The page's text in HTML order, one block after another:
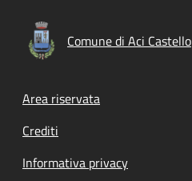
Comune di Aci Castello
Footer menu
Area riservata
Crediti
Informativa privacy